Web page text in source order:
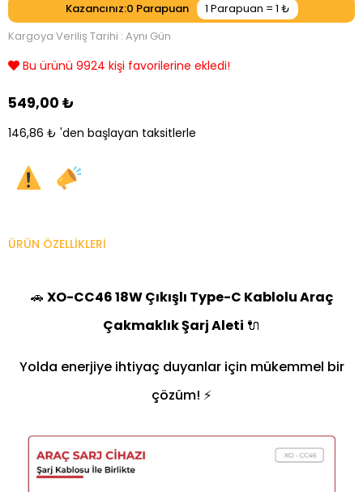
Kazancınız:0
Kargoya Veriliş Tarihi : Aynı Gün
Son 24 saatte 3728 kişi görüntüledi!
549,00 ₺
146,86 ₺ 'den başlayan taksitlerle
ÜRÜN ÖZELLIKLERI
🚗 XO-CC46 18W Çıkışlı Type-C Kablolu Araç
Çakmaklık Şarj Aleti 🔌
Yolda enerjiye ihtiyaç duyanlar için mükemmel bir
çözüm! ⚡️